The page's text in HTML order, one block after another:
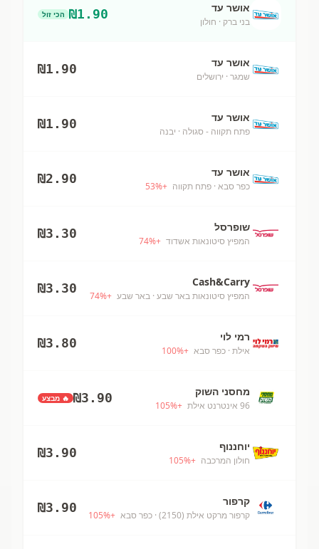
אושר עד
בני ברק · חולון
₪1.90 הכי זול
אושר עד
שמגר · ירושלים
₪1.90
אושר עד
פתח תקווה - סגולה · יבנה
₪1.90
אושר עד
כפר סבא · פתח תקווה +
53%
₪2.90
שופרסל
המפיץ סיטונאות אשדוד +
74%
₪3.30
Cash&Carry
המפיץ סיטונאות באר שבע · באר שבע +
74%
₪3.30
רמי לוי
אילת · כפר סבא +
100%
₪3.80
מחסני השוק
96 אינטרנט אילת +
105%
₪3.90 🔥 מבצע
יוחננוף
חולון המרכבה +
105%
₪3.90
קרפור
קרפור מרקט אילת (2150) · כפר סבא +
105%
₪3.90